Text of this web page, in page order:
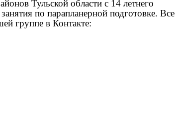
Тульской области с 14 летнего
по парапланерной подготовке. Все
группе в Контакте: